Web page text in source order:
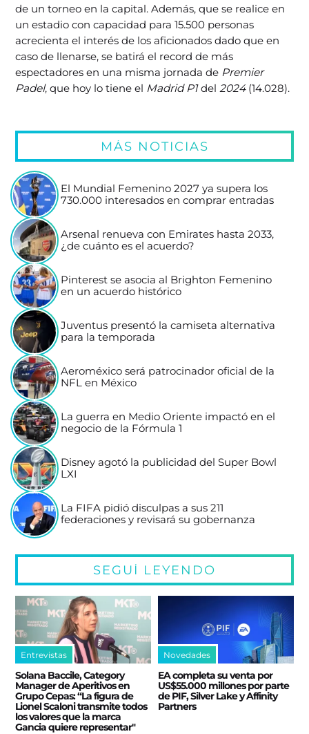
de un torneo en la capital. Además, que se realice en
un estadio con capacidad para 15.500 personas
acrecienta el interés de los aficionados dado que en
caso de llenarse, se batirá el record de más
espectadores en una misma jornada de Premier
Padel, que hoy lo tiene el Madrid P1del 2024 (14.028).
MÁS NOTICIAS
El Mundial Femenino 2027 ya supera los
730.000 interesados en comprar entradas
Arsenal renueva con Emirates hasta 2033,
¿de cuánto es el acuerdo?
Pinterest se asocia al Brighton Femenino
en un acuerdo histórico
Juventus presentó la camiseta alternativa
para la temporada
Aeroméxico será patrocinador oficial de la
NFL en México
La guerra en Medio Oriente impactó en el
negocio de la Fórmula 1
Disney agotó la publicidad del Super Bowl
LXI
La FIFA pidió disculpas a sus 211
federaciones y revisará su gobernanza
SEGUÍ LEYENDO
Entrevistas
Solana Baccile, Category
Manager de Aperitivos en
Grupo Cepas: “La figura de
Lionel Scaloni transmite todos
los valores que la marca
Gancia quiere representar"
Novedades
EA completa su venta por
US$55.000 millones por parte
de PIF, Silver Lake y Affinity
Partners